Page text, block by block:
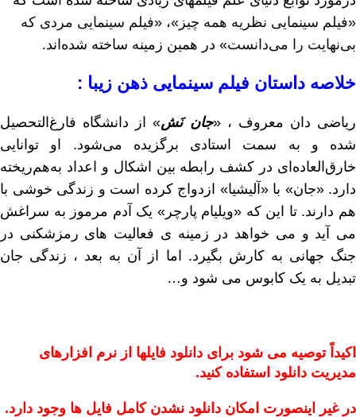
«فیلم سینمایی نظریه همه چیز »، «فیلم سینمایی مردی که
بی‌نهایت را می‌دانست» در همین زمینه ساخته شده‌اند.
خلاصه داستان فیلم سینمایی ذهن زیبا :
ریاضی دان معروف ، «جان نَش» از دانشگاه فارغ‌التحصیل
شده و به سمت استادی برگزیده می‌شود. او توانایی
خارق‌العاده‌ای در کشف رابطه بین اشکال و اعداد به‌هم‌ریخته
دارد. «جان» با «آلیشیا» ازدواج کرده است و زندگی خوشی با
هم دارند. تا این که «ویلیام پارچر» یک آدم مرموز به سراغش
می آید و می خواهد در زمینه ی فعالیت های رمزشکنی در
جنگ جهانی به کارش بگیرد. اما از آن به بعد ، زندگی‌ جان
تبدیل به یک کابوس می شود و…
اکیداً توصیه می شود برای دانلود فایلها از نرم افزارهای
مدیریت دانلود استفاده کنید.
در غیر اینصورت امکان دانلود نشدن کامل فایل ها وجود دارد.